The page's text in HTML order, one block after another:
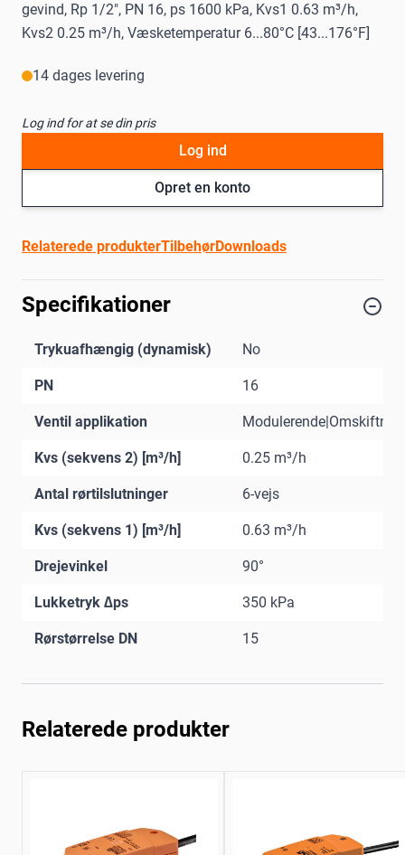
gevind, Rp 1/2", PN 16, ps 1600 kPa, Kvs1 0.63 m³/h,
Kvs2 0.25 m³/h, Væsketemperatur 6...80°C [43...176°F]
14 dages levering
Log ind for at se din pris
Opret en konto
Log ind
Relaterede produkterTilbehørDownloads
Specifikationer
Trykuafhængig (dynamisk) No
PN 16
Ventil applikation
Kvs (sekvens 2) [m³/h] 0.25 m³/h
Antal rørtilslutninger 6-vejs
Kvs (sekvens 1) [m³/h] 0.63 m³/h
Drejevinkel 90°
Lukketryk ∆ps 350 kPa
Rørstørrelse DN 15
Relaterede produkter